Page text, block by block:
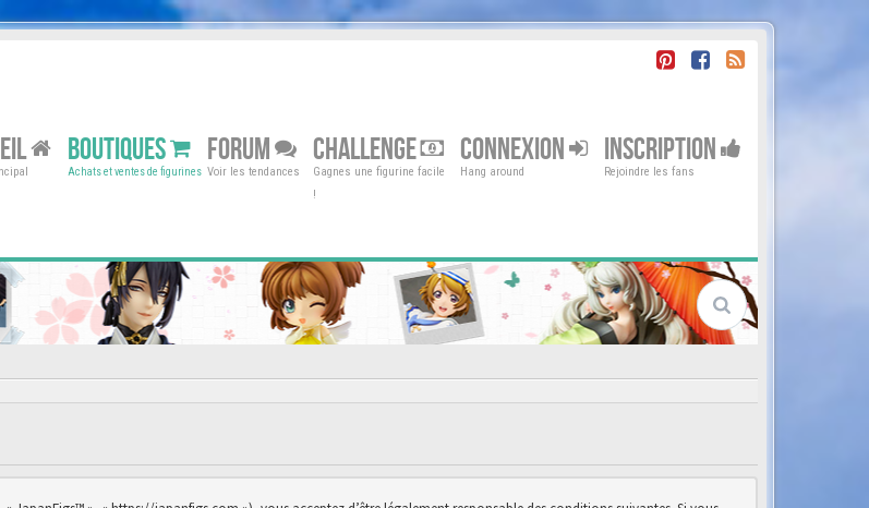
BOUTIQUES
Achats et ventes de figurines
FORUM
Voir les tendances
CHALLENGE
Gagnes une figurine facile
!
CONNEXION
Hang around
INSCRIPTION
Rejoindre les fans